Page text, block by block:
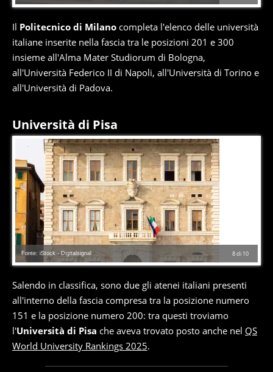
Il Politecnico di Milano completa l'elenco delle università
italiane inserite nella fascia tra le posizioni 201 e 300
insieme all'Alma Mater Studiorum di Bologna,
all'Università Federico II di Napoli, all'Università di Torino e
all'Università di Padova.
Università di Pisa
8di 10
Fonte: iStock - Digitalsignal
Salendo in classifica, sono due gli atenei italiani presenti
all'interno della fascia compresa tra la posizione numero
151 e la posizione numero 200: tra questi troviamo
l'Università di Pisa che aveva trovato posto anche nel QS
World University Rankings 2025.